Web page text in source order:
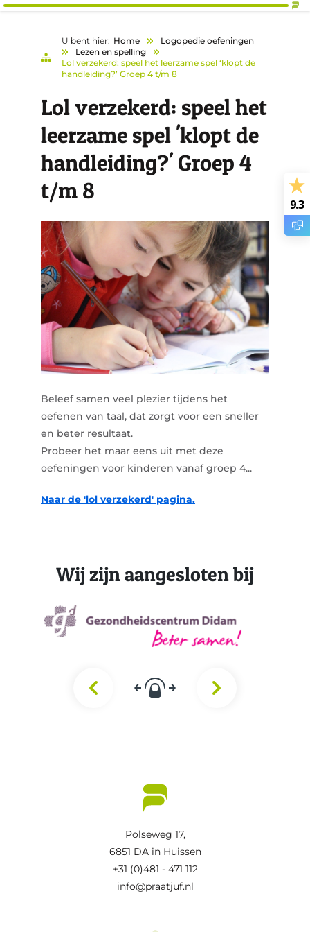
U bent hier: Home
Logopedie oefeningen
Lezen en spelling
Lol verzekerd: speel het leerzame spel ‘klopt de
handleiding?’ Groep 4 t/m 8
Lol verzekerd: speel het
leerzame spel 'klopt de
handleiding?' Groep 4
t/m 8
Beleef samen veel plezier tijdens het
oefenen van taal, dat zorgt voor een sneller
en beter resultaat.
Probeer het maar eens uit met deze
oefeningen voor kinderen vanaf groep 4...
Naar de 'lol verzekerd' pagina.
Wij zijn aangesloten bij
Polseweg 17,
6851 DA in Huissen
+31 (0)481 - 471 112
info@praatjuf.nl
9.3